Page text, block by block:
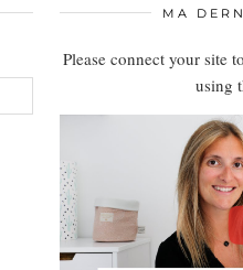
MA
Please connect your site
using